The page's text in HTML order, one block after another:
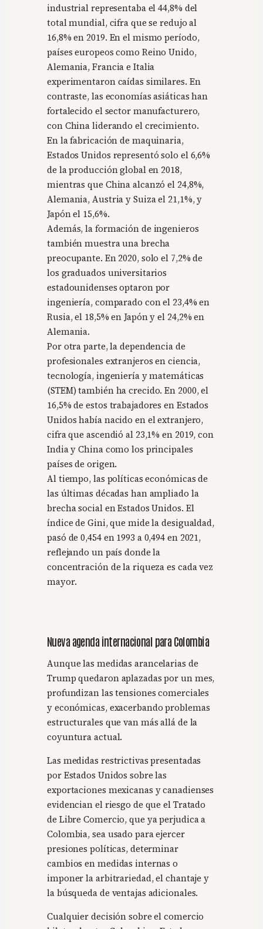
industrial representaba el 44,8% del
total mundial, cifra que se redujo al
16,8% en 2019. En el mismo período,
países europeos como Reino Unido,
Alemania, Francia e Italia
experimentaron caídas similares. En
contraste, las economías asiáticas han
fortalecido el sector manufacturero,
con China liderando el crecimiento.
En la fabricación de maquinaria,
Estados Unidos representó solo el 6,6%
de la producción global en 2018,
mientras que China alcanzó el 24,8%,
Alemania, Austria y Suiza el 21,1%, y
Japón el 15,6%.
Además, la formación de ingenieros
también muestra una brecha
preocupante. En 2020, solo el 7,2% de
los graduados universitarios
estadounidenses optaron por
ingeniería, comparado con el 23,4% en
Rusia, el 18,5% en Japón y el 24,2% en
Alemania.
Por otra parte, la dependencia de
profesionales extranjeros en ciencia,
tecnología, ingeniería y matemáticas
(STEM) también ha crecido. En 2000, el
16,5% de estos trabajadores en Estados
Unidos había nacido en el extranjero,
cifra que ascendió al 23,1% en 2019, con
India y China como los principales
países de origen.
Al tiempo, las políticas económicas de
las últimas décadas han ampliado la
brecha social en Estados Unidos. El
índice de Gini, que mide la desigualdad,
pasó de 0,454 en 1993 a 0,494 en 2021,
reflejando un país donde la
concentración de la riqueza es cada vez
mayor.
Nueva agenda internacional para Colombia
Aunque las medidas arancelarias de
Trump quedaron aplazadas por un mes,
profundizan las tensiones comerciales
y económicas, exacerbando problemas
estructurales que van más allá de la
coyuntura actual.
Las medidas restrictivas presentadas
por Estados Unidos sobre las
exportaciones mexicanas y canadienses
evidencian el riesgo de que el Tratado
de Libre Comercio, que ya perjudica a
Colombia, sea usado para ejercer
presiones políticas, determinar
cambios en medidas internas o
imponer la arbitrariedad, el chantaje y
la búsqueda de ventajas adicionales.
Cualquier decisión sobre el comercio